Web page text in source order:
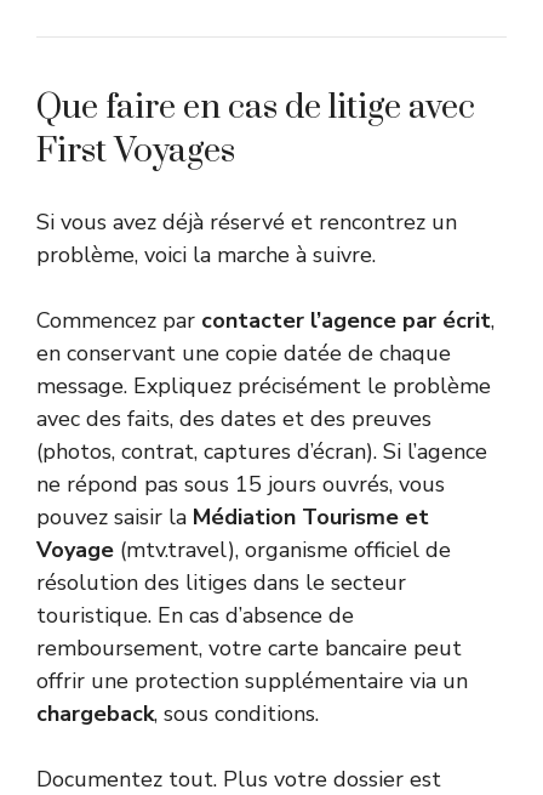
Que faire en cas de litige avec
First Voyages
Si vous avez déjà réservé et rencontrez un
problème, voici la marche à suivre.
Commencez par contacter l’agence par écrit,
en conservant une copie datée de chaque
message. Expliquez précisément le problème
avec des faits, des dates et des preuves
(photos, contrat, captures d’écran). Si l’agence
ne répond pas sous 15 jours ouvrés, vous
pouvez saisir la Médiation Tourisme et
Voyage (mtv.travel), organisme officiel de
résolution des litiges dans le secteur
touristique. En cas d’absence de
remboursement, votre carte bancaire peut
offrir une protection supplémentaire via un
chargeback, sous conditions.
Documentez tout. Plus votre dossier est